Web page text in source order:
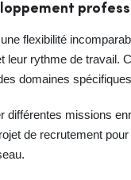
flexibilité
leur rythme de travail.
domaines
différentes missions
de recrutement